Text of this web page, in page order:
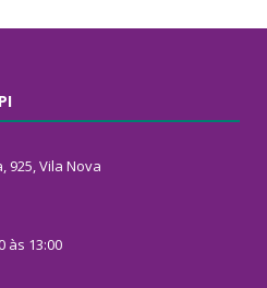
925, Vila Nova
às 13:00